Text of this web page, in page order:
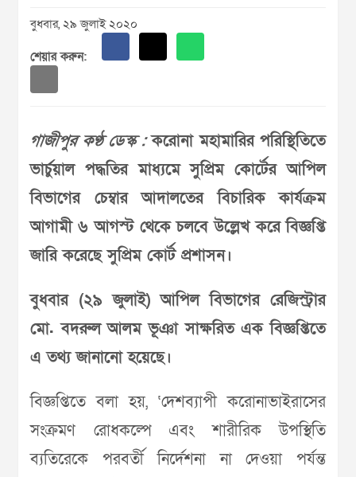
বুধবার, ২৯ জুলাই ২০২০
শেয়ার করুন:
গাজীপুর কণ্ঠ ডেস্ক :করোনা মহামারির পরিস্থিতিতে
ভার্চুয়াল পদ্ধতির মাধ্যমে সুপ্রিম কোর্টের আপিল
বিভাগের চেম্বার আদালতের বিচারিক কার্যক্রম
আগামী ৬ আগস্ট থেকে চলবে উল্লেখ করে বিজ্ঞপ্তি
জারি করেছে সুপ্রিম কোর্ট প্রশাসন।
বুধবার (২৯ জুলাই) আপিল বিভাগের রেজিস্ট্রার
মো. বদরুল আলম ভূঞা সাক্ষরিত এক বিজ্ঞপ্তিতে
এ তথ্য জানানো হয়েছে।
বিজ্ঞপ্তিতে বলা হয়, ‘দেশব্যাপী করোনাভাইরাসের
সংক্রমণ রোধকল্পে এবং শারীরিক উপস্থিতি
ব্যতিরেকে পরবর্তী নির্দেশনা না দেওয়া পর্যন্ত